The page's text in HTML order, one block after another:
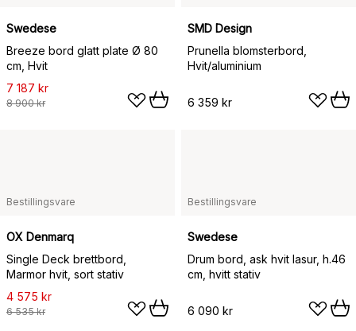
Swedese
Breeze bord glatt plate Ø 80
cm, Hvit
7 187 kr
8 900 kr
SMD Design
Prunella blomsterbord,
Hvit/aluminium
6 359 kr
Bestillingsvare
OX Denmarq
Single Deck brettbord,
Marmor hvit, sort stativ
4 575 kr
6 535 kr
Bestillingsvare
Swedese
Drum bord, ask hvit lasur, h.46
cm, hvitt stativ
6 090 kr